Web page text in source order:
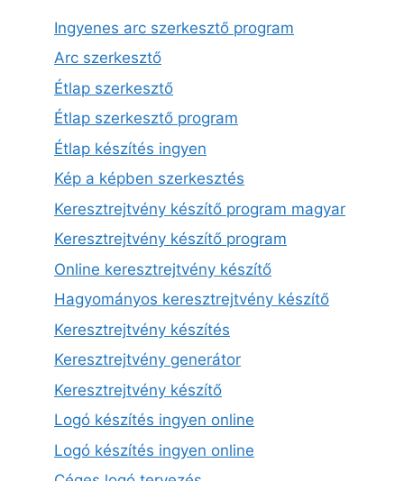
Ingyenes arc szerkesztő program
Arc szerkesztő
Étlap szerkesztő
Étlap szerkesztő program
Étlap készítés ingyen
Kép a képben szerkesztés
Keresztrejtvény készítő program magyar
Keresztrejtvény készítő program
Online keresztrejtvény készítő
Hagyományos keresztrejtvény készítő
Keresztrejtvény készítés
Keresztrejtvény generátor
Keresztrejtvény készítő
Logó készítés ingyen online
Logó készítés ingyen online